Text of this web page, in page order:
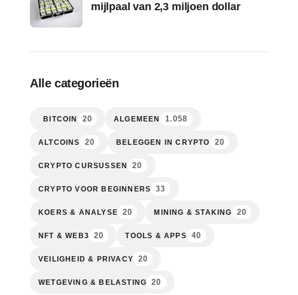
mijlpaal van 2,3 miljoen dollar
Alle categorieën
BITCOIN 20 ALGEMEEN 1.058
ALTCOINS 20 BELEGGEN IN CRYPTO 20
CRYPTO CURSUSSEN 20
CRYPTO VOOR BEGINNERS 33
KOERS & ANALYSE 20 MINING & STAKING 20
NFT & WEB3 20 TOOLS & APPS 40
VEILIGHEID & PRIVACY 20
WETGEVING & BELASTING 20